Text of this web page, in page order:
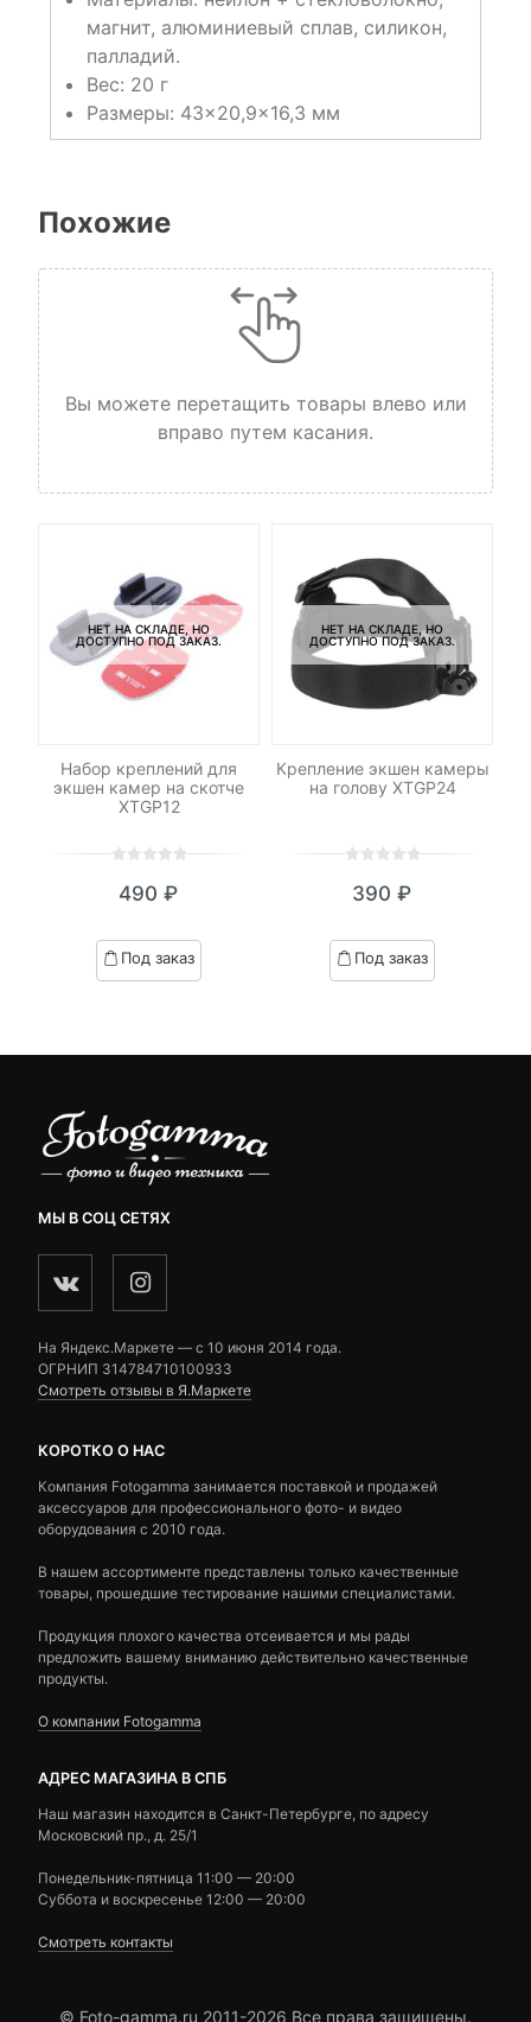
магнит, алюминиевый сплав, силикон,
палладий.
Вес: 20 г
Размеры: 43×20,9×16,3 мм
Похожие
Вы можете перетащить товары влево или
вправо путем касания.
НЕТ НА СКЛАДЕ, НО
ДОСТУПНО ПОД ЗАКАЗ.
Набор креплений для
экшен камер на скотче
XTGP12
out
based
on
490 ₽
Под заказ
НЕТ НА СКЛАДЕ, НО
ДОСТУПНО ПОД ЗАКАЗ.
Крепление экшен камеры
на голову XTGP24
out
based
on
390 ₽
Под заказ
МЫ В СОЦ СЕТЯХ
На Яндекс.Маркете — c 10 июня 2014 года.
ОГРНИП 314784710100933
Смотреть отзывы в Я.Маркете
КОРОТКО О НАС
Компания Fotogamma занимается поставкой и продажей
аксессуаров для профессионального фото- и видео
оборудования с 2010 года.
В нашем ассортименте представлены только качественные
товары, прошедшие тестирование нашими специалистами.
Продукция плохого качества отсеивается и мы рады
предложить вашему вниманию действительно качественные
продукты.
О компании Fotogamma
АДРЕС МАГАЗИНА В СПБ
Наш магазин находится в Санкт-Петербурге, по адресу
Московский пр., д. 25/1
Понедельник-пятница 11:00 — 20:00
Суббота и воскресенье 12:00 — 20:00
Смотреть контакты
© Foto-gamma.ru 2011-2026 Все права защищены.